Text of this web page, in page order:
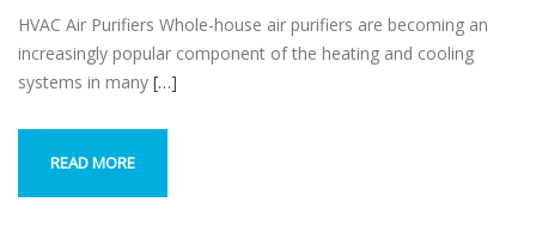
HVAC Air Purifiers Whole-house air purifiers are becoming an
increasingly popular component of the heating and cooling
systems in many […]
READ MORE